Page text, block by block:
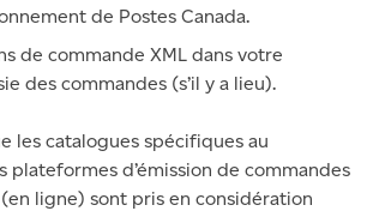
de Postes Canada.
de commande XML dans votre
des commandes (s’il y a lieu).
les catalogues spécifiques au
plateformes d’émission de commandes
ligne) sont pris en considération